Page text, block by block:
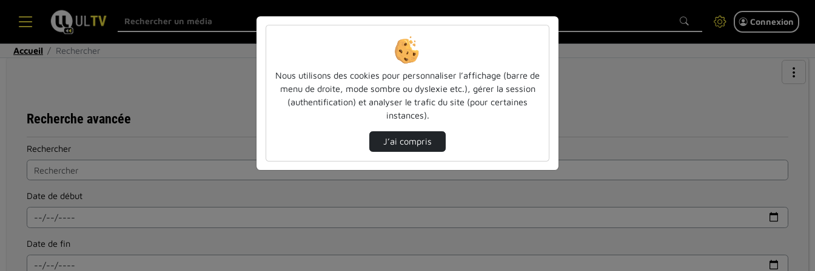
Connexion
Accueil Rechercher
Recherche avancée
Rechercher
Date de début
Date de fin
Nous utilisons des cookies pour personnaliser l’affichage (barre de
menu de droite, mode sombre ou dyslexie etc.), gérer la session
(authentification) et analyser le trafic du site (pour certaines
instances).
J’ai compris